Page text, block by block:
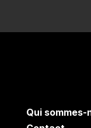
Qui sommes-